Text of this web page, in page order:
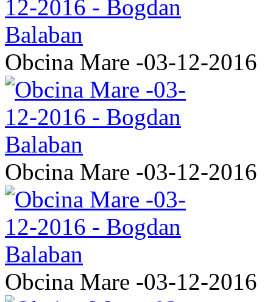
Obcina Mare -03-12-2016
Obcina Mare -03-12-2016
Obcina Mare -03-12-2016